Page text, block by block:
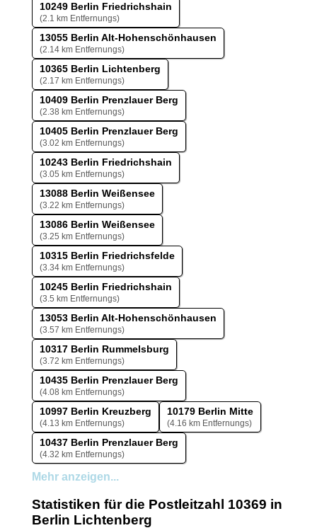
10249 Berlin Friedrichshain
(2.1 km Entfernungs)
13055 Berlin Alt-Hohenschönhausen
(2.14 km Entfernungs)
10365 Berlin Lichtenberg
(2.17 km Entfernungs)
10409 Berlin Prenzlauer Berg
(2.38 km Entfernungs)
10405 Berlin Prenzlauer Berg
(3.02 km Entfernungs)
10243 Berlin Friedrichshain
(3.05 km Entfernungs)
13088 Berlin Weißensee
(3.22 km Entfernungs)
13086 Berlin Weißensee
(3.25 km Entfernungs)
10315 Berlin Friedrichsfelde
(3.34 km Entfernungs)
10245 Berlin Friedrichshain
(3.5 km Entfernungs)
13053 Berlin Alt-Hohenschönhausen
(3.57 km Entfernungs)
10317 Berlin Rummelsburg
(3.72 km Entfernungs)
10435 Berlin Prenzlauer Berg
(4.08 km Entfernungs)
10997 Berlin Kreuzberg
(4.13 km Entfernungs)
10179 Berlin Mitte
(4.16 km Entfernungs)
10437 Berlin Prenzlauer Berg
(4.32 km Entfernungs)
Mehr anzeigen...
Statistiken für die Postleitzahl 10369 in
Berlin Lichtenberg